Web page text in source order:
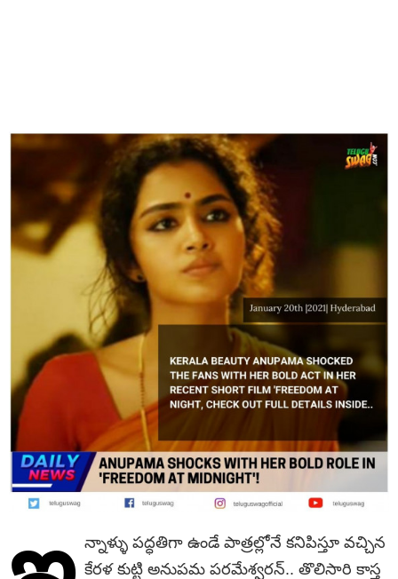
న్నాళ్ళు ప‌ద్ధ‌తిగా ఉండే పాత్ర‌ల్లోనే క‌నిపిస్తూ వ‌చ్చిన
కేర‌ళ కుట్టి అనుప‌మ ప‌ర‌మేశ్వ‌ర‌న్.. తొలిసారి కాస్త